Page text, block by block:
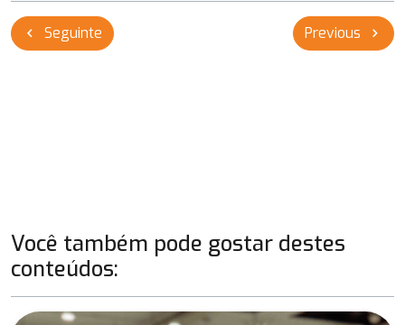
Navegação
de
Previous chevron_right
chevron_left Seguinte
Você também pode gostar destes
conteúdos: